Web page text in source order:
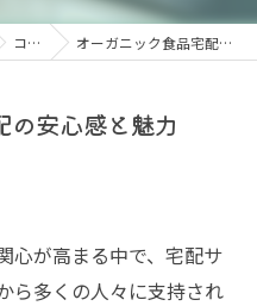
コラム オーガニック食品宅配の安心感と魅力
の安心感と魅力
心が高まる中で、宅配サ
ら多くの人々に支持され